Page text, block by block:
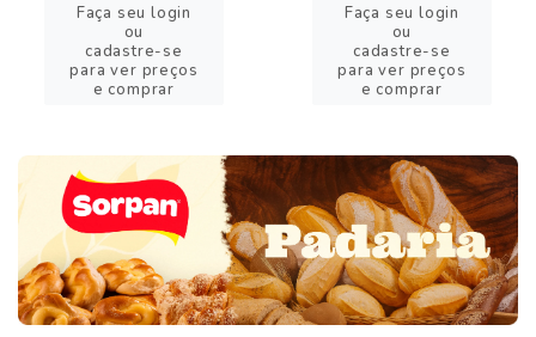
Faça seu login
ou
cadastre-se
para ver preços
e comprar
Faça seu login
ou
cadastre-se
para ver preços
e comprar